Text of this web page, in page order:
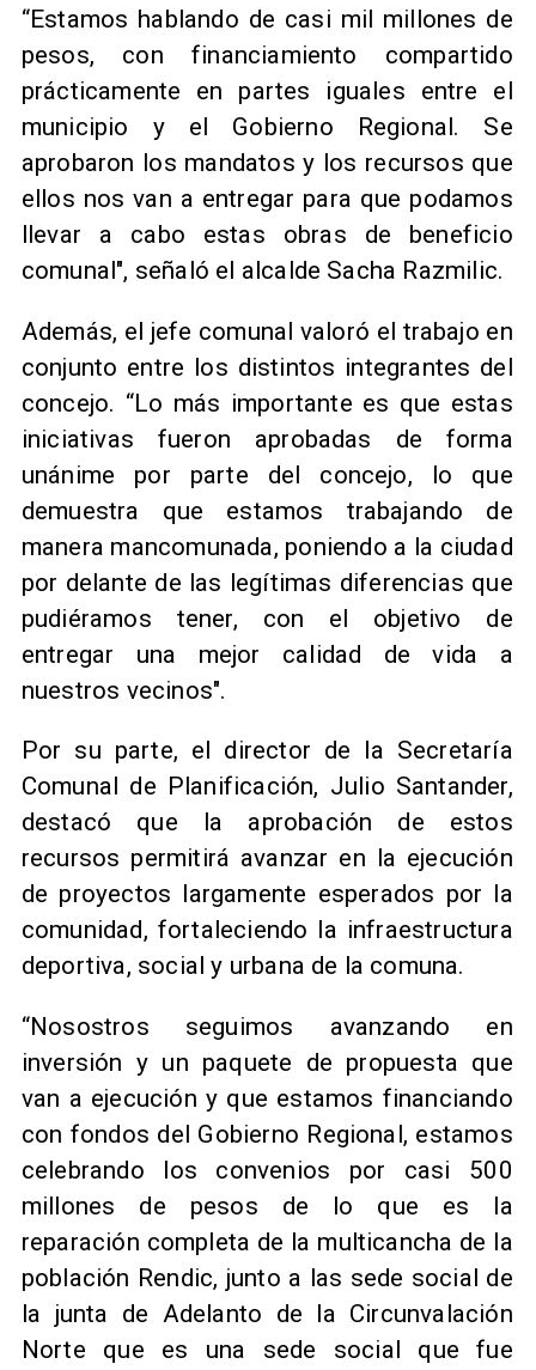
​“Estamos hablando de casi mil millones de
pesos, con financiamiento compartido
prácticamente en partes iguales entre el
municipio y el Gobierno Regional. Se
aprobaron los mandatos y los recursos que
ellos nos van a entregar para que podamos
llevar a cabo estas obras de beneficio
comunal", señaló el alcalde Sacha Razmilic.
Además, el jefe comunal valoró el trabajo en
conjunto entre los distintos integrantes del
concejo. “Lo más importante es que estas
iniciativas fueron aprobadas de forma
unánime por parte del concejo, lo que
demuestra que estamos trabajando de
manera mancomunada, poniendo a la ciudad
por delante de las legítimas diferencias que
pudiéramos tener, con el objetivo de
entregar una mejor calidad de vida a
nuestros vecinos".
​Por su parte, el director de la Secretaría
Comunal de Planificación, Julio Santander,
destacó que la aprobación de estos
recursos permitirá avanzar en la ejecución
de proyectos largamente esperados por la
comunidad, fortaleciendo la infraestructura
deportiva, social y urbana de la comuna.
“Nosostros seguimos avanzando en
inversión y un paquete de propuesta que
van a ejecución y que estamos financiando
con fondos del Gobierno Regional, estamos
celebrando los convenios por casi 500
millones de pesos de lo que es la
reparación completa de la multicancha de la
población Rendic, junto a las sede social de
la junta de Adelanto de la Circunvalación
Norte que es una sede social que fue